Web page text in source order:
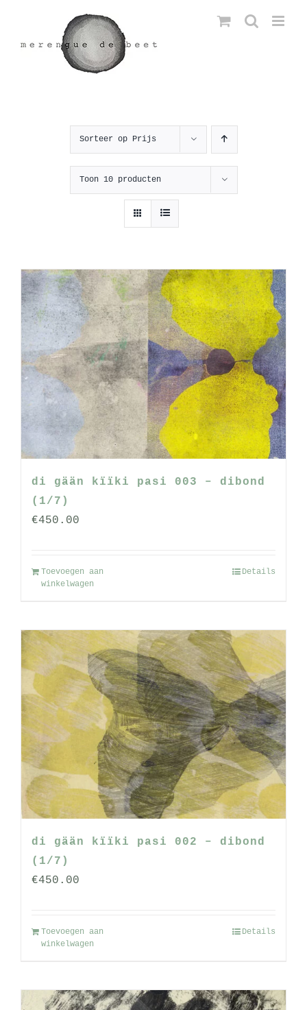
inhoud
Sorteer op Prijs
Toon 10 producten
di gään kïïki pasi 003 – dibond
(1/7)
€450.00
Toevoegen aan
winkelwagen
Details
di gään kïïki pasi 002 – dibond
(1/7)
€450.00
Toevoegen aan
winkelwagen
Details